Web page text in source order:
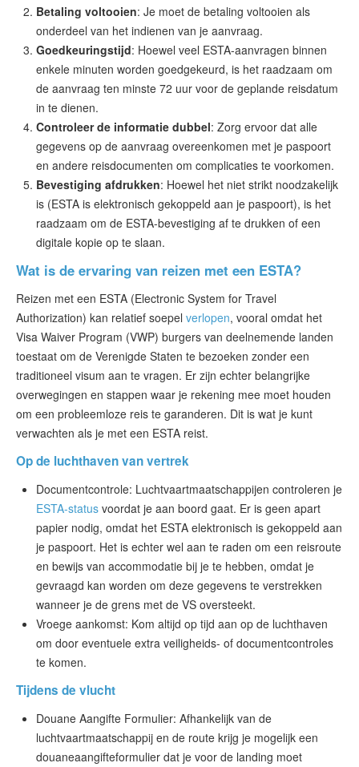
Betaling voltooien: Je moet de betaling voltooien als
onderdeel van het indienen van je aanvraag.
Goedkeuringstijd: Hoewel veel ESTA-aanvragen binnen
enkele minuten worden goedgekeurd, is het raadzaam om
de aanvraag ten minste 72 uur voor de geplande reisdatum
in te dienen.
Controleer de informatie dubbel: Zorg ervoor dat alle
gegevens op de aanvraag overeenkomen met je paspoort
en andere reisdocumenten om complicaties te voorkomen.
Bevestiging afdrukken: Hoewel het niet strikt noodzakelijk
is (ESTA is elektronisch gekoppeld aan je paspoort), is het
raadzaam om de ESTA-bevestiging af te drukken of een
digitale kopie op te slaan.
Wat is de ervaring van reizen met een ESTA?
Reizen met een ESTA (Electronic System for Travel
Authorization) kan relatief soepel verlopen, vooral omdat het
Visa Waiver Program (VWP) burgers van deelnemende landen
toestaat om de Verenigde Staten te bezoeken zonder een
traditioneel visum aan te vragen. Er zijn echter belangrijke
overwegingen en stappen waar je rekening mee moet houden
om een probleemloze reis te garanderen. Dit is wat je kunt
verwachten als je met een ESTA reist.
Op de luchthaven van vertrek
Documentcontrole: Luchtvaartmaatschappijen controleren je
ESTA-status voordat je aan boord gaat. Er is geen apart
papier nodig, omdat het ESTA elektronisch is gekoppeld aan
je paspoort. Het is echter wel aan te raden om een reisroute
en bewijs van accommodatie bij je te hebben, omdat je
gevraagd kan worden om deze gegevens te verstrekken
wanneer je de grens met de VS oversteekt.
Vroege aankomst: Kom altijd op tijd aan op de luchthaven
om door eventuele extra veiligheids- of documentcontroles
te komen.
Tijdens de vlucht
Douane Aangifte Formulier: Afhankelijk van de
luchtvaartmaatschappij en de route krijg je mogelijk een
douaneaangifteformulier dat je voor de landing moet